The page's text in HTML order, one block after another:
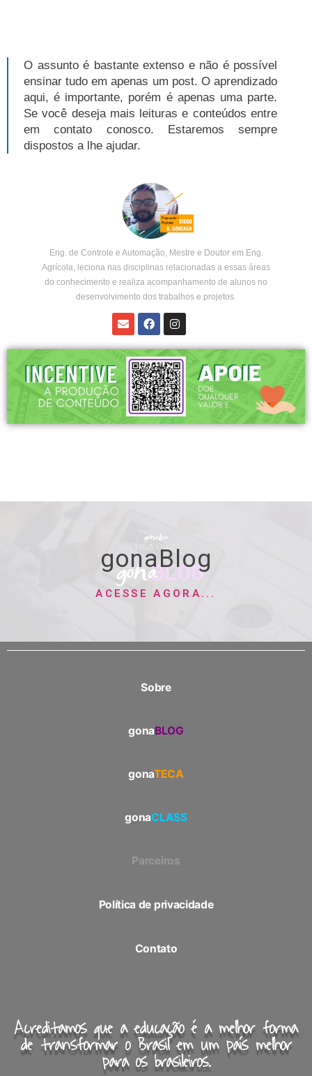
O assunto é bastante extenso e não é possível
ensinar tudo em apenas um post. O aprendizado
aqui, é importante, porém é apenas uma parte.
Se você deseja mais leituras e conteúdos entre
em contato conosco. Estaremos sempre
dispostos a lhe ajudar.
Eng. de Controle e Automação, Mestre e Doutor em Eng.
Agrícola, leciona nas disciplinas relacionadas a essas áreas
do conhecimento e realiza acompanhamento de alunos no
desenvolvimento dos trabalhos e projetos.
gonaBlog
ACESSE AGORA...
Sobre
gonaBLOG
gonaTECA
gonaCLASS
Parceiros
Política de privacidade
Contato
Acreditamos que a educação é a melhor forma
de transformar o Brasil em um país melhor
para os brasileiros.